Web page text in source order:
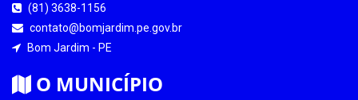
(81) 3638-1156
contato@bomjardim.pe.gov.br
Bom Jardim - PE
O MUNICÍPIO